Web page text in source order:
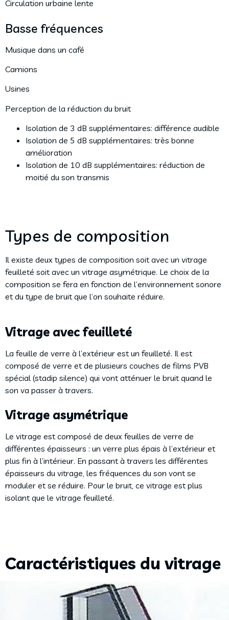
Circulation urbaine lente
Basse fréquences
Musique dans un café
Camions
Usines
Perception de la réduction du bruit
Isolation de 3 dB supplémentaires: différence audible
Isolation de 5 dB supplémentaires: très bonne
amélioration
Isolation de 10 dB supplémentaires: réduction de
moitié du son transmis
Types de composition
Il existe deux types de composition soit avec un vitrage
feuilleté soit avec un vitrage asymétrique. Le choix de la
composition se fera en fonction de l’environnement sonore
et du type de bruit que l’on souhaite réduire.
Vitrage avec feuilleté
La feuille de verre à l’extérieur est un feuilleté. Il est
composé de verre et de plusieurs couches de films PVB
spécial (stadip silence) qui vont atténuer le bruit quand le
son va passer à travers.
Vitrage asymétrique
Le vitrage est composé de deux feuilles de verre de
différentes épaisseurs : un verre plus épais à l’extérieur et
plus fin à l’intérieur. En passant à travers les différentes
épaisseurs du vitrage, les fréquences du son vont se
moduler et se réduire. Pour le bruit, ce vitrage est plus
isolant que le vitrage feuilleté.
Caractéristiques du vitrage